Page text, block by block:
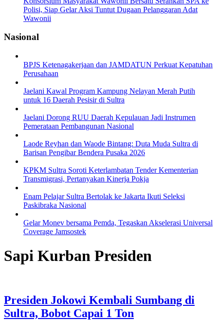
Polisi, Siap Gelar Aksi Tuntut Dugaan Pelanggaran Adat
Wawonii
Nasional
BPJS Ketenagakerjaan dan JAMDATUN Perkuat Kepatuhan
Perusahaan
Jaelani Kawal Program Kampung Nelayan Merah Putih
untuk 16 Daerah Pesisir di Sultra
Jaelani Dorong RUU Daerah Kepulauan Jadi Instrumen
Pemerataan Pembangunan Nasional
Laode Reyhan dan Waode Bintang: Duta Muda Sultra di
Barisan Pengibar Bendera Pusaka 2026
KPKM Sultra Soroti Keterlambatan Tender Kementerian
Transmigrasi, Pertanyakan Kinerja Pokja
Enam Pelajar Sultra Bertolak ke Jakarta Ikuti Seleksi
Paskibraka Nasional
Gelar Monev bersama Pemda, Tegaskan Akselerasi Universal
Coverage Jamsostek
Sapi Kurban Presiden
Presiden Jokowi Kembali Sumbang di
Sultra, Bobot Capai 1 Ton